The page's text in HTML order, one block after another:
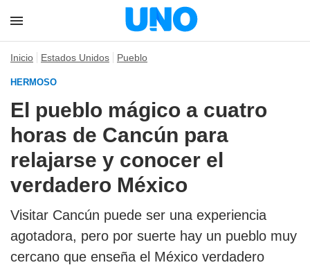
Inicio Estados Unidos Pueblo
HERMOSO
El pueblo mágico a cuatro
horas de Cancún para
relajarse y conocer el
verdadero México
Visitar Cancún puede ser una experiencia
agotadora, pero por suerte hay un pueblo muy
cercano que enseña el México verdadero